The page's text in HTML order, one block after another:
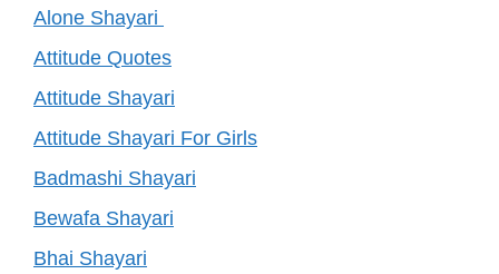
Alone Shayari
Attitude Quotes
Attitude Shayari
Attitude Shayari For Girls
Badmashi Shayari
Bewafa Shayari
Bhai Shayari